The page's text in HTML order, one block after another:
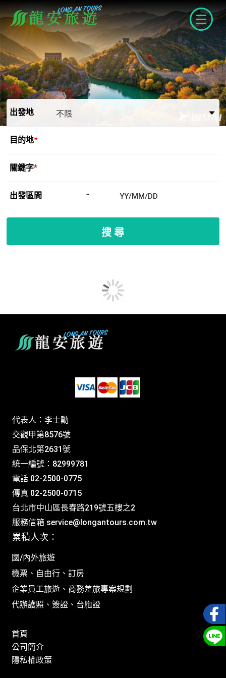
出發地
目的地*
關鍵字*
出發區間 ~
搜 尋
代表人：李士勳
交觀甲第8576號
品保北第2631號
統一編號：82999781
電話 02-2500-0775
傳真 02-2500-0715
台北市中山區長春路219號五樓之2
服務信箱 service@longantours.com.tw
累積人次：
國/內外旅遊
機票、自由行、訂房
企業員工旅遊、商務差旅專案規劃
代辦護照、簽證、台胞證
首頁
公司簡介
隱私權政策